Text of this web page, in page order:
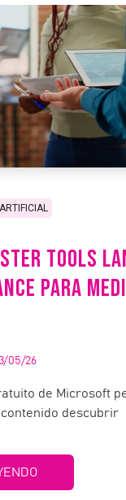
TOOLS
PARA
05/26
de Microsoft
descubrir